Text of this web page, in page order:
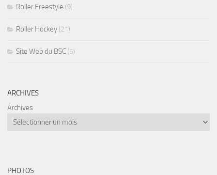
Roller Freestyle (9)
Roller Hockey (21)
Site Web du BSC (5)
ARCHIVES
Archives
PHOTOS